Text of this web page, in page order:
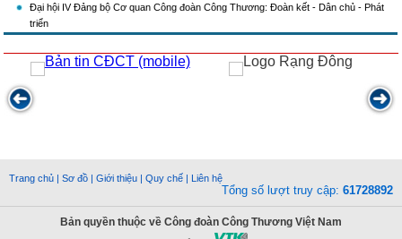
Đại hội IV Đảng bộ Cơ quan Công đoàn Công Thương: Đoàn kết - Dân chủ - Phát
triển
Trang chủ | Sơ đồ | Giới thiệu | Quy chế | Liên hệ
Tổng số lượt truy cập: 61728892
Bản quyền thuộc về Công đoàn Công Thương Việt Nam